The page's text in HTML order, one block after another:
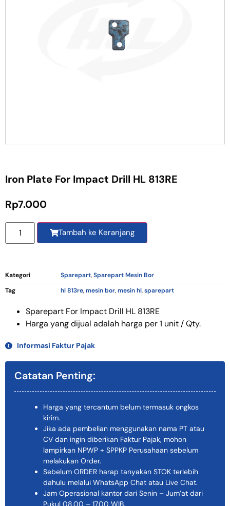
Iron Plate For Impact Drill HL 813RE
Rp7.000
Tambah ke Keranjang
Kategori Sparepart,Sparepart Mesin Bor
Tag
hl 813re,mesin bor,mesin hl,sparepart
Sparepart For Impact Drill HL 813RE
Harga yang dijual adalah harga per 1 unit / Qty.
Informasi Faktur Pajak
Catatan Penting:
Harga yang tercantum belum termasuk ongkos
kirim.
Jika ada pembelian menggunakan nama PT atau
CV dan ingin diberikan Faktur Pajak, mohon
lampirkan NPWP + SPPKP Perusahaan sebelum
melakukan Order.
Sebelum ORDER harap tanyakan STOK terlebih
dahulu melalui WhatsApp Chat atau Live Chat.
Jam Operasional kantor dari Senin – Jum’at dari
Pukul 08.00 – 17.00 WIB.